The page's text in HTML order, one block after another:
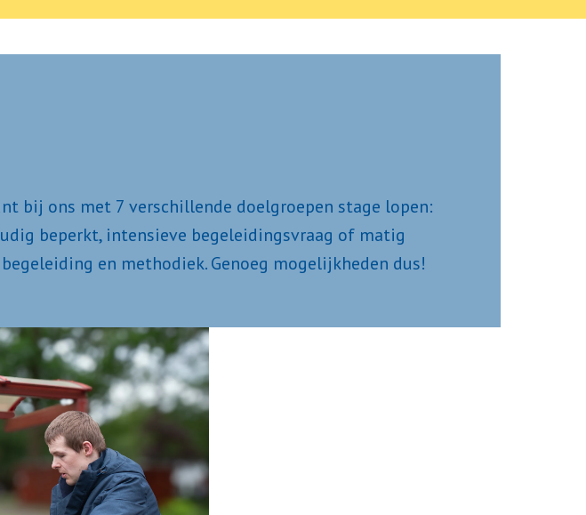
bij ons met 7 verschillende doelgroepen stage lopen:
beperkt, intensieve begeleidingsvraag of matig
en methodiek. Genoeg mogelijkheden dus!